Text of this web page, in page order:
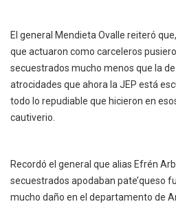
El general Mendieta Ovalle reiteró
que actuaron como carceleros
secuestrados mucho menos que la
atrocidades que ahora la JEP está
todo lo repudiable que hicieron en
cautiverio.
Recordó el general que alias Efrén
secuestrados apodaban pate’queso
mucho daño en el departamento de